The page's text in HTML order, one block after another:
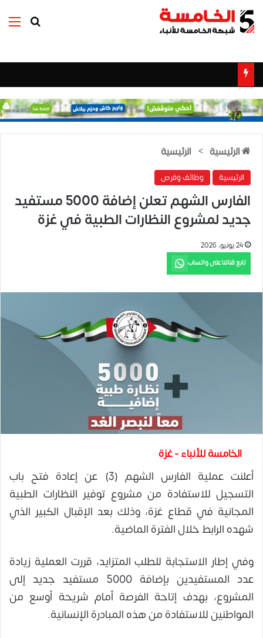
بحث عن
الرئيسية > الرئيسية
الرئيسية وظائف وفرص
الفارس الشهم تعلن إضافة 5000 مستفيد
جديد لمشروع النظارات الطبية في غزة
24 يونيو، 2026
تابع قناتنا على واتساب
الخامسة للأنباء - غزة
أعلنت عملية الفارس الشهم (3) عن إعادة فتح باب
التسجيل للاستفادة من مشروع توفير النظارات الطبية
المجانية في قطاع غزة، وذلك بعد الإقبال الكبير الذي
شهده الرابط خلال الفترة الماضية.
وفي إطار الاستجابة للطلب المتزايد، قررت العملية زيادة
عدد المستفيدين بإضافة 5000 مستفيد جديد إلى
المشروع، بهدف إتاحة الفرصة أمام شريحة أوسع من
المواطنين للاستفادة من هذه المبادرة الإنسانية.